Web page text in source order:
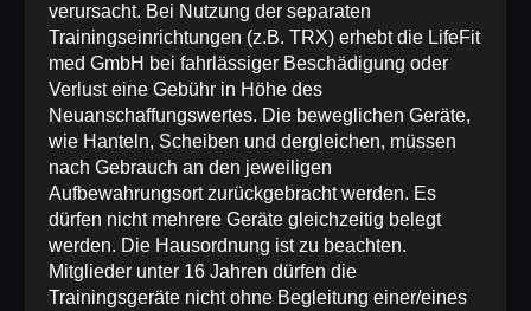
verursacht. Bei Nutzung der separaten
Trainingseinrichtungen (z.B. TRX) erhebt die LifeFit
med GmbH bei fahrlässiger Beschädigung oder
Verlust eine Gebühr in Höhe des
Neuanschaffungswertes. Die beweglichen Geräte,
wie Hanteln, Scheiben und dergleichen, müssen
nach Gebrauch an den jeweiligen
Aufbewahrungsort zurückgebracht werden. Es
dürfen nicht mehrere Geräte gleichzeitig belegt
werden. Die Hausordnung ist zu beachten.
Mitglieder unter 16 Jahren dürfen die
Trainingsgeräte nicht ohne Begleitung einer/eines